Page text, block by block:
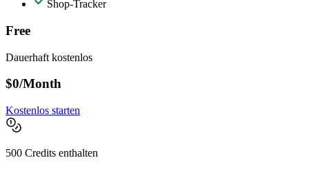
Shop-Tracker
Free
Dauerhaft kostenlos
$0/Month
Kostenlos starten
500 Credits enthalten